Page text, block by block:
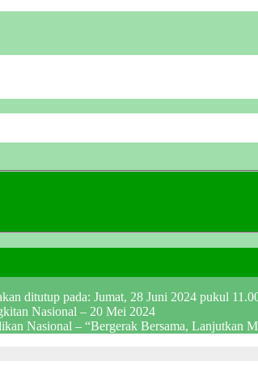
ditutup pada: Jumat, 28 Juni 2024 pukul
Nasional – 20 Mei 2024
Nasional – “Bergerak Bersama, Lanjutkan